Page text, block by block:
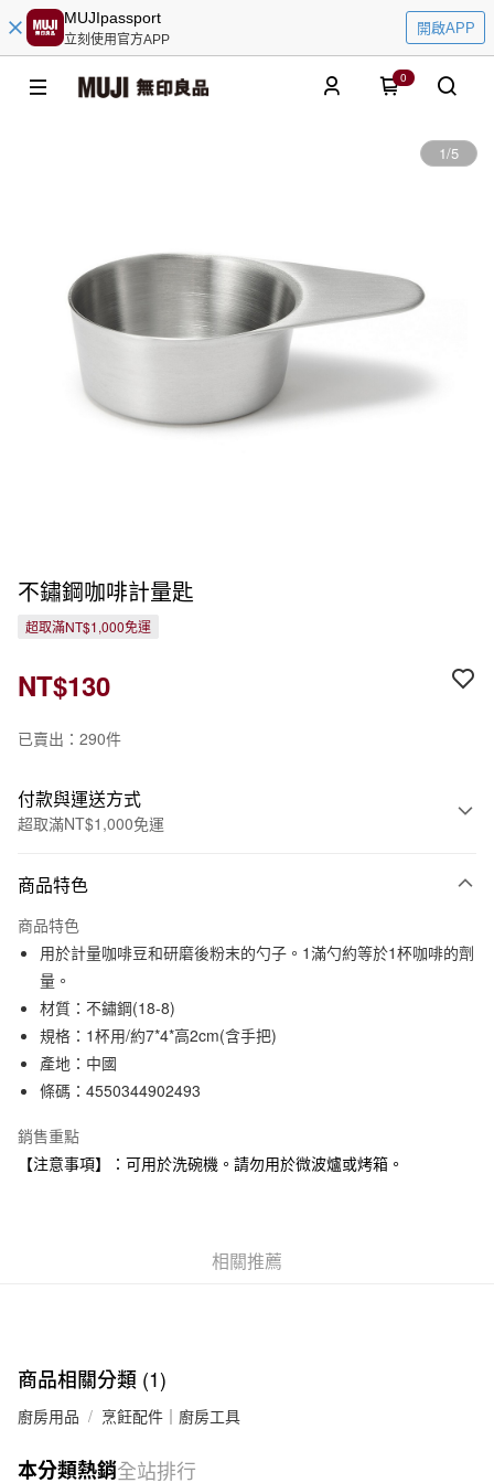
MUJIpassport
立刻使用官方APP
開啟APP
0
1/5
不鏽鋼咖啡計量匙
超取滿NT$1,000免運
NT$130
已賣出：290件
付款與運送方式
超取滿NT$1,000免運
信用卡一次付款
信用卡分期付款
3 期 0 利率 每期
合作金庫商業銀行
華南商業銀行
彰化商業銀行
上海商業儲蓄銀行
臺灣中小企業銀行
匯豐（台灣）商業銀行
聯邦商業銀行
元大商業銀行
永豐商業銀行
超商取貨付款
LINE Pay
Apple Pay
街口支付
悠遊付
每筆NT$65，滿NT$1,000(含以上)免運費
7-11取貨付款
商品特色
商品特色
用於計量咖啡豆和研磨後粉末的勺子。1滿勺約等於1杯咖啡的劑
量。
材質：不鏽鋼(18-8)
規格：1杯用/約7*4*高2cm(含手把)
產地：中國
條碼：4550344902493
銷售重點
【注意事項】：可用於洗碗機。請勿用於微波爐或烤箱。
相關推薦
商品相關分類 (1)
廚房用品 烹飪配件｜廚房工具
本分類熱銷全站排行